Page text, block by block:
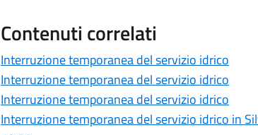
Contenuti correlati
Interruzione temporanea del servizio idrico
Interruzione temporanea del servizio idrico
Interruzione temporanea del servizio idrico
Interruzione temporanea del servizio idrico in